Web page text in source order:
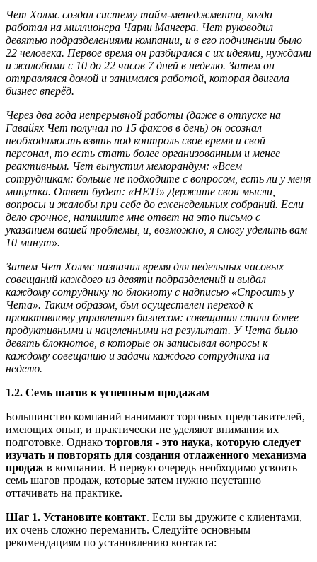
Чет Холмс создал систему тайм-менеджмента, когда
работал на миллионера Чарли Мангера. Чет руководил
девятью подразделениями компании, и в его подчинении было
22 человека. Первое время он разбирался с их идеями, нуждами
и жалобами с 10 до 22 часов 7 дней в неделю. Затем он
отправлялся домой и занимался работой, которая двигала
бизнес вперёд.
Через два года непрерывной работы (даже в отпуске на
Гавайях Чет получал по 15 факсов в день) он осознал
необходимость взять под контроль своё время и свой
персонал, то есть стать более организованным и менее
реактивным. Чет выпустил меморандум: «Всем
сотрудникам: больше не подходите с вопросом, есть ли у меня
минутка. Ответ будет: «НЕТ!» Держите свои мысли,
вопросы и жалобы при себе до еженедельных собраний. Если
дело срочное, напишите мне ответ на это письмо с
указанием вашей проблемы, и, возможно, я смогу уделить вам
10 минут».
Затем Чет Холмс назначил время для недельных часовых
совещаний каждого из девяти подразделений и выдал
каждому сотруднику по блокноту с надписью «Спросить у
Чета». Таким образом, был осуществлен переход к
проактивному управлению бизнесом: совещания стали более
продуктивными и нацеленными на результат. У Чета было
девять блокнотов, в которые он записывал вопросы к
каждому совещанию и задачи каждого сотрудника на
неделю.
1.2. Семь шагов к успешным продажам
Большинство компаний нанимают торговых представителей,
имеющих опыт, и практически не уделяют внимания их
подготовке. Однако торговля - это наука, которую следует
изучать и повторять для создания отлаженного механизма
продаж в компании. В первую очередь необходимо усвоить
семь шагов продаж, которые затем нужно неустанно
оттачивать на практике.
Шаг 1. Установите контакт. Если вы дружите с клиентами,
их очень сложно переманить. Следуйте основным
рекомендациям по установлению контакта: